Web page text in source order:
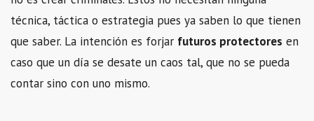
técnica, táctica o estrategia pues ya saben lo que tienen
que saber. La intención es forjar futuros protectores en
caso que un día se desate un caos tal, que no se pueda
contar sino con uno mismo.